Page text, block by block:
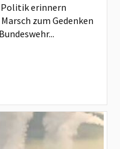
Politik erinnern
zum Gedenken